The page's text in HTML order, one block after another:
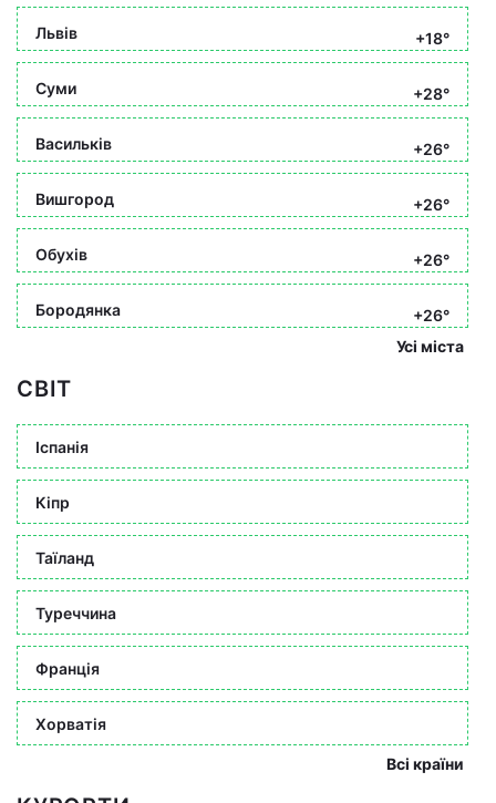
Львів +18°
Суми +28°
Васильків +26°
Вишгород +26°
Обухів +26°
Бородянка
+26°
Усі міста
СВІТ
Іспанія
Кіпр
Таїланд
Туреччина
Франція
Хорватія
Всі країни